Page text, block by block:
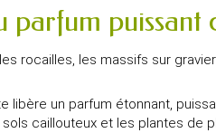
puissant
rocailles, les massifs sur
libère un parfum étonnant,
caillouteux et les plantes de